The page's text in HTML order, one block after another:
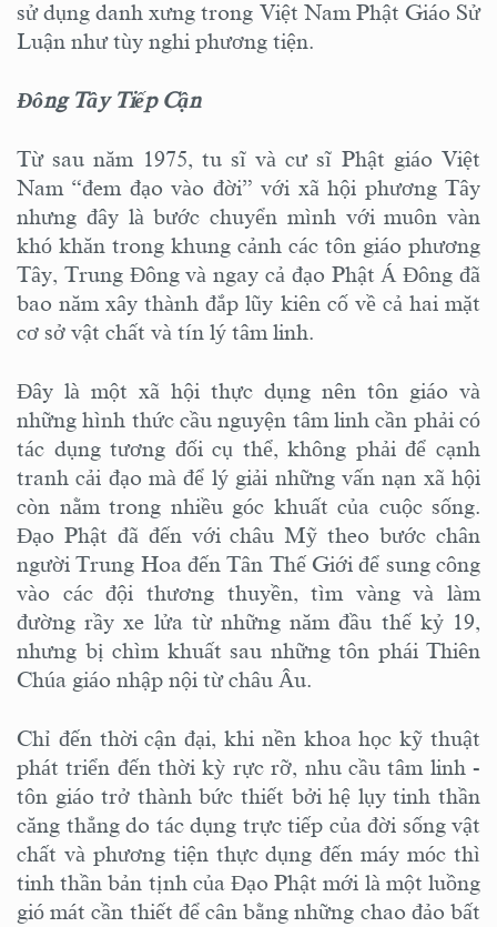
sử dụng danh xưng trong Việt Nam Phật Giáo Sử
Luận như tùy nghi phương tiện.
Đông Tây Tiếp Cận
Từ sau năm 1975, tu sĩ và cư sĩ Phật giáo Việt
Nam “đem đạo vào đời” với xã hội phương Tây
nhưng đây là bước chuyển mình với muôn vàn
khó khăn trong khung cảnh các tôn giáo phương
Tây, Trung Đông và ngay cả đạo Phật Á Đông đã
bao năm xây thành đắp lũy kiên cố về cả hai mặt
cơ sở vật chất và tín lý tâm linh.
Đây là một xã hội thực dụng nên tôn giáo và
những hình thức cầu nguyện tâm linh cần phải có
tác dụng tương đối cụ thể, không phải để cạnh
tranh cải đạo mà để lý giải những vấn nạn xã hội
còn nằm trong nhiều góc khuất của cuộc sống.
Đạo Phật đã đến với châu Mỹ theo bước chân
người Trung Hoa đến Tân Thế Giới để sung công
vào các đội thương thuyền, tìm vàng và làm
đường rầy xe lửa từ những năm đầu thế kỷ 19,
nhưng bị chìm khuất sau những tôn phái Thiên
Chúa giáo nhập nội từ châu Âu.
Chỉ đến thời cận đại, khi nền khoa học kỹ thuật
phát triển đến thời kỳ rực rỡ, nhu cầu tâm linh -
tôn giáo trở thành bức thiết bởi hệ lụy tinh thần
căng thẳng do tác dụng trực tiếp của đời sống vật
chất và phương tiện thực dụng đến máy móc thì
tinh thần bản tịnh của Đạo Phật mới là một luồng
gió mát cần thiết để cân bằng những chao đảo bất